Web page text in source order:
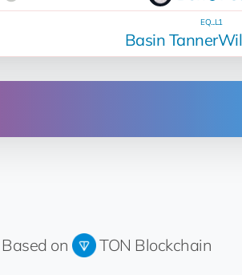
Basin
EQ...L1
за 15 💎
Based on TON Blockchain